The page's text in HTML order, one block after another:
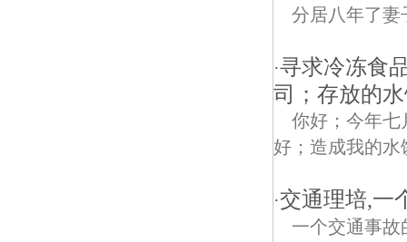
分居八年了妻
·寻求冷冻食
司；存放的
你好；今年七
好；造成我的
·交通理培,一
一个交通事